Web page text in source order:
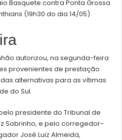
Basquete contra Ponta Grossa
(19h30 do dia 14/05)
autorizou, na segunda-feira
provenientes de prestação
alternativas para as vítimas
do Sul.
presidente do Tribunal de
Sobrinho, e pelo corregedor-
José Luiz Almeida,